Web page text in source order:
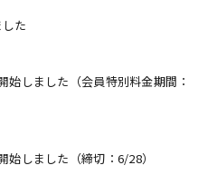
た
始しました（会員特別料金期間：
しました（締切：6/28）